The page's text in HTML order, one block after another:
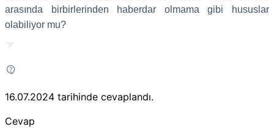
arasında birbirlerinden haberdar olmama gibi hususlar
olabiliyor mu?
16.07.2024 tarihinde cevaplandı.
Cevap